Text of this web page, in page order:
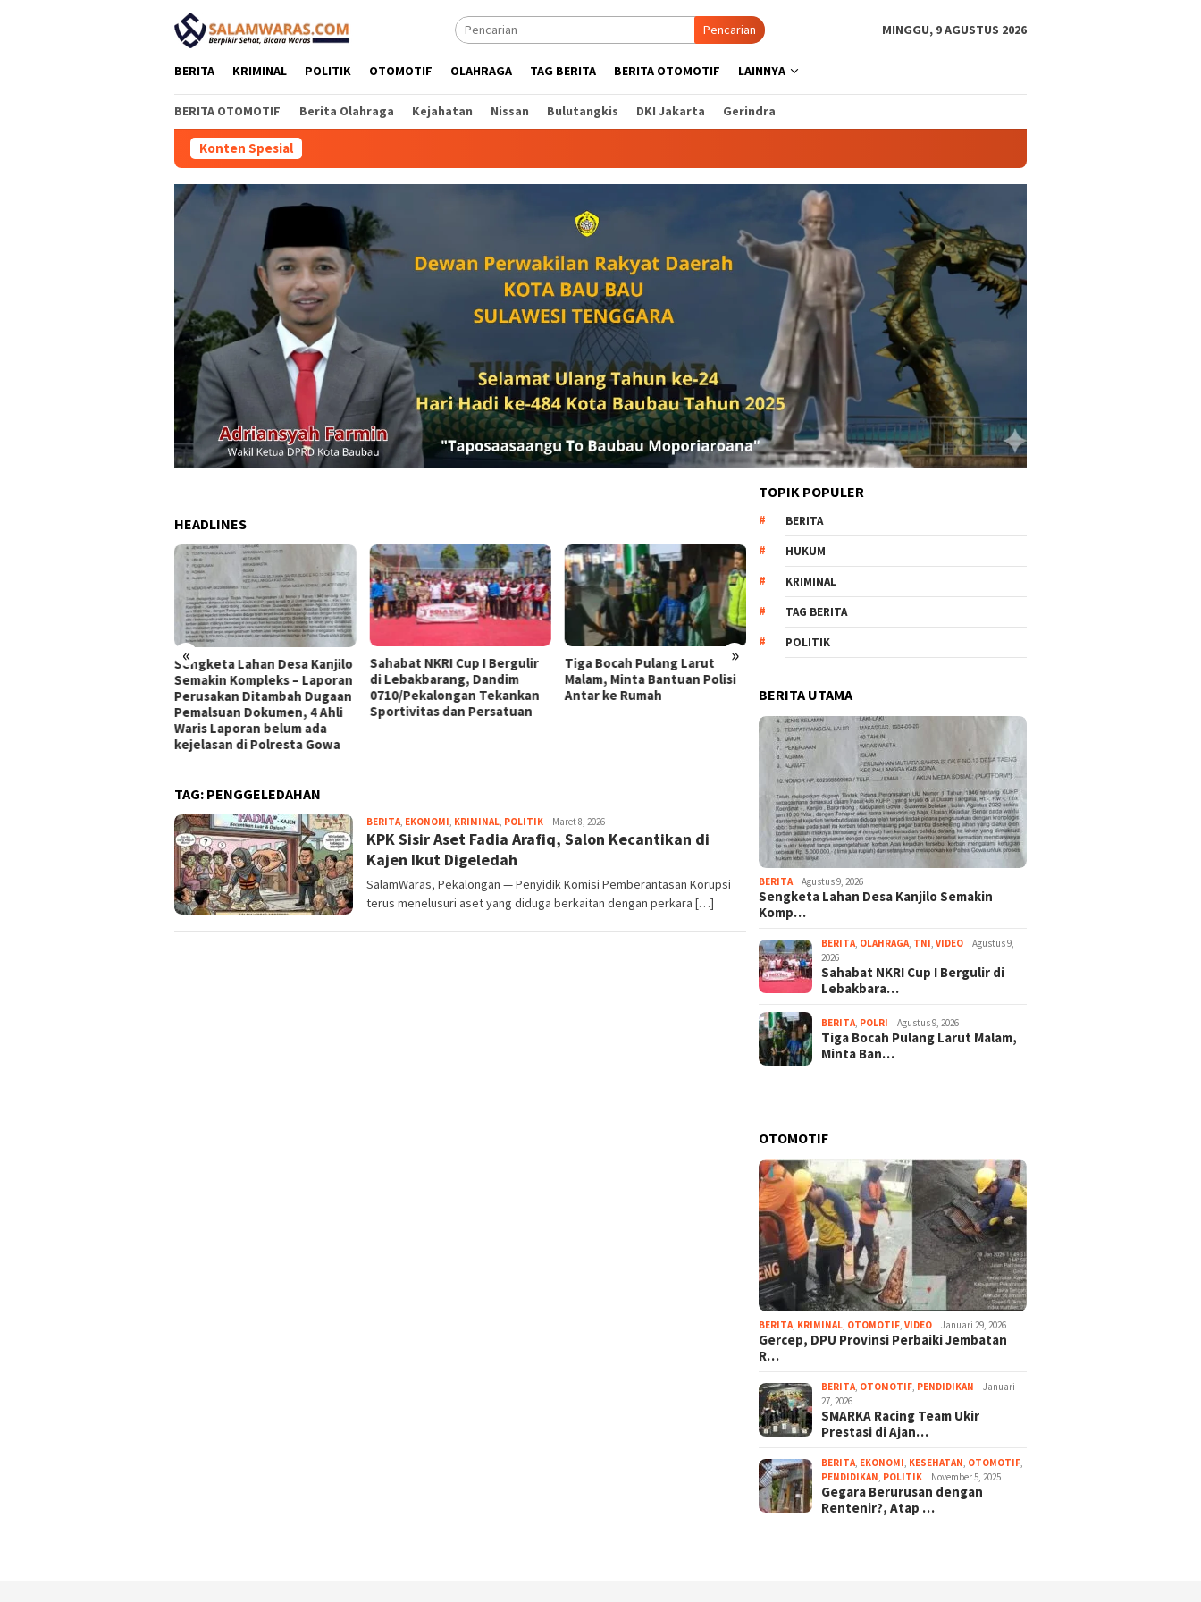
Pencarian MINGGU, 9 AGUSTUS 2026
BERITA KRIMINAL POLITIK OTOMOTIF OLAHRAGA TAG BERITA BERITA OTOMOTIF LAINNYA
BERITA OTOMOTIF Berita Olahraga Kejahatan Nissan Bulutangkis DKI Jakarta Gerindra
Konten Spesial
HEADLINES
« »
Sengketa Lahan Desa Kanjilo
Semakin Kompleks – Laporan
Perusakan Ditambah Dugaan
Pemalsuan Dokumen, 4 Ahli
Waris Laporan belum ada
kejelasan di Polresta Gowa
Sahabat NKRI Cup I Bergulir
di Lebakbarang, Dandim
0710/Pekalongan Tekankan
Sportivitas dan Persatuan
Tiga Bocah Pulang Larut
Malam, Minta Bantuan Polisi
Antar ke Rumah
Diduga Jadi Korban
Penganiayaan Pacar, Wanita
di Kajen Alami Luka dan
SIAP HADAPI SINDIKAT
PELATIHAN RPE DENGAN
TAG: PENGGELEDAHAN
BERITA, EKONOMI, KRIMINAL, POLITIK EjaMaret 8, 2026
KPK Sisir Aset Fadia Arafiq, Salon Kecantikan di
Kajen Ikut Digeledah
SalamWaras, Pekalongan — Penyidik Komisi Pemberantasan Korupsi
terus menelusuri aset yang diduga berkaitan dengan perkara […]
TOPIK POPULER
BERITA
HUKUM
KRIMINAL
TAG BERITA
POLITIK
BERITA UTAMA
BERITA Agustus 9, 2026
Sengketa Lahan Desa Kanjilo Semakin
Komp…
BERITA OLAHRAGA TNI ,VIDEO
Agustus 9,
2026
Sahabat NKRI Cup I Bergulir di
Lebakbara…
BERITA POLRI Agustus 9, 2026
Tiga Bocah Pulang Larut Malam,
Minta Ban…
OTOMOTIF
BERITA KRIMINAL OTOMOTIF ,VIDEO Januari 29, 2026
Gercep, DPU Provinsi Perbaiki Jembatan
R…
BERITA OTOMOTIF PENDIDIKAN
Januari
27, 2026
SMARKA Racing Team Ukir
Prestasi di Ajan…
BERITA EKONOMI KESEHATAN OTOMOTIF
PENDIDIKAN POLITIK November 5, 2025
Gegara Berurusan dengan
Rentenir?, Atap …